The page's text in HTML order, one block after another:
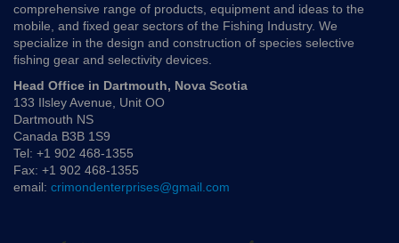
comprehensive range of products, equipment and ideas to the
mobile, and fixed gear sectors of the Fishing Industry. We
specialize in the design and construction of species selective
fishing gear and selectivity devices.
Head Office in Dartmouth, Nova Scotia
133 Ilsley Avenue, Unit OO
Dartmouth NS
Canada B3B 1S9
Tel: +1 902 468-1355
Fax: +1 902 468-1355
email: crimondenterprises@gmail.com